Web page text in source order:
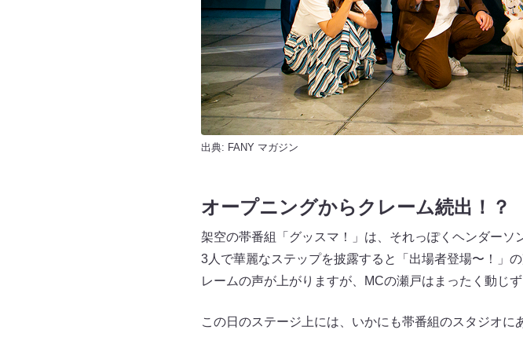
出典: FANY マガジン
オープニングからクレーム続出！？
架空の帯番組「グッスマ！」は、それっぽくヘンダー
3人で華麗なステップを披露すると「出場者登場〜！」
レームの声が上がりますが、MCの瀬戸はまったく動じ
この日のステージ上には、いかにも帯番組のスタジオに